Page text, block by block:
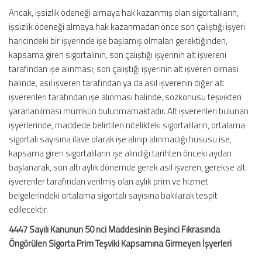
Ancak, işsizlik ödeneği almaya hak kazanmış olan sigortalıların,
işsizlik ödeneği almaya hak kazanmadan önce son çalıştığı işyeri
haricindeki bir işyerinde işe başlamış olmaları gerektiğinden,
kapsama giren sigortalının, son çalıştığı işyerinin alt işvereni
tarafından işe alınması; son çalıştığı işyerinin alt işveren olması
halinde, asıl işveren tarafından ya da asıl işverenin diğer alt
işverenleri tarafından işe alınması halinde, sözkonusu teşvikten
yararlanılması mümkün bulunmamaktadır. Alt işverenleri bulunan
işyerlerinde, maddede belirtilen nitelikteki sigortalıların, ortalama
sigortalı sayısına ilave olarak işe alınıp alınmadığı hususu ise,
kapsama giren sigortalıların işe alındığı tarihten önceki aydan
başlanarak, son altı aylık dönemde gerek asıl işveren, gerekse alt
işverenler tarafından verilmiş olan aylık prim ve hizmet
belgelerindeki ortalama sigortalı sayısına bakılarak tespit
edilecektir.
4447 Sayılı Kanunun 50 nci Maddesinin Beşinci Fıkrasında
Öngörülen Sigorta Prim Teşviki Kapsamına Girmeyen İşyerleri